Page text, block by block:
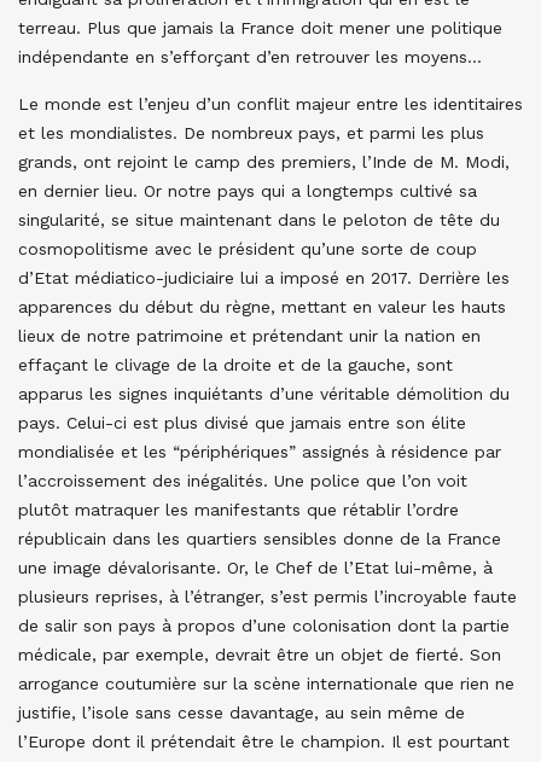
terreau. Plus que jamais la France doit mener une politique
indépendante en s’efforçant d’en retrouver les moyens…
Le monde est l’enjeu d’un conflit majeur entre les identitaires
et les mondialistes. De nombreux pays, et parmi les plus
grands, ont rejoint le camp des premiers, l’Inde de M. Modi,
en dernier lieu. Or notre pays qui a longtemps cultivé sa
singularité, se situe maintenant dans le peloton de tête du
cosmopolitisme avec le président qu’une sorte de coup
d’Etat médiatico-judiciaire lui a imposé en 2017. Derrière les
apparences du début du règne, mettant en valeur les hauts
lieux de notre patrimoine et prétendant unir la nation en
effaçant le clivage de la droite et de la gauche, sont
apparus les signes inquiétants d’une véritable démolition du
pays. Celui-ci est plus divisé que jamais entre son élite
mondialisée et les “périphériques” assignés à résidence par
l’accroissement des inégalités. Une police que l’on voit
plutôt matraquer les manifestants que rétablir l’ordre
républicain dans les quartiers sensibles donne de la France
une image dévalorisante. Or, le Chef de l’Etat lui-même, à
plusieurs reprises, à l’étranger, s’est permis l’incroyable faute
de salir son pays à propos d’une colonisation dont la partie
médicale, par exemple, devrait être un objet de fierté. Son
arrogance coutumière sur la scène internationale que rien ne
justifie, l’isole sans cesse davantage, au sein même de
l’Europe dont il prétendait être le champion. Il est pourtant